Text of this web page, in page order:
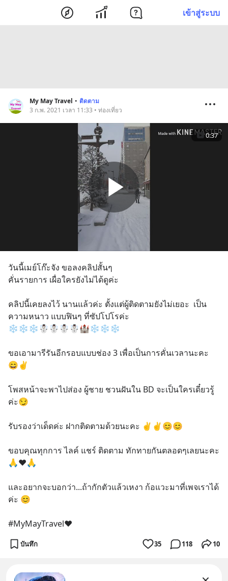
เข้าสู่ระบบ
My May Travel • ติดตาม
3 ก.พ. 2021 เวลา 11:33 • ท่องเที่ยว
0:37
วันนี้เมย์โก๊ะจัง ขอลงคลิปสั้นๆ
คั่นรายการ เผื่อใครยังไม่ได้ดูค่ะ
คลิปนี้เคยลงไว้ นานแล้วค่ะ ตั้งแต่ผู้ติดตามยังไม่เยอะ  เป็น
ความหนาว แบบฟินๆ ที่ซัปโปโรค่ะ
❄❄❄☃️☃️☃️☃️🏰❄❄❄
ขอเอามารีรันอีกรอบแบบช่อง 3 เพื่อเป็นการคั่นเวลานะคะ
😄✌
โพสหน้าจะพาไปส่อง ผู้ชาย ชวนฝันใน BD จะเป็นใครเดี๋ยวรู้
ค่ะ😏
รับรองว่าเด็ดค่ะ ฝากติดตามด้วยนะคะ ✌✌😊😊
ขอบคุณทุกการ ไลค์ แชร์ ติดตาม ทักทายกันตลอดๆเลยนะคะ
🙏❤🙏
และอยากจะบอกว่า...ถ้ากักตัวแล้วเหงา ก้อแวะมาที่เพจเราได้
ค่ะ 😊
#MyMayTravel❤
บันทึก 35 118 10